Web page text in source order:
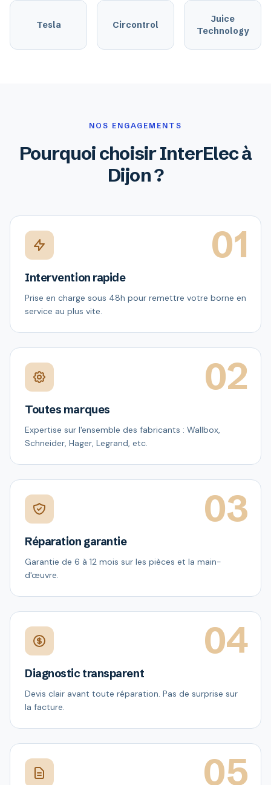
Tesla Circontrol
Juice
Technology
NOS ENGAGEMENTS
Pourquoi choisir InterElec à
Dijon ?
01
Intervention rapide
Prise en charge sous 48h pour remettre votre borne en
service au plus vite.
02
Toutes marques
Expertise sur l'ensemble des fabricants : Wallbox,
Schneider, Hager, Legrand, etc.
03
Réparation garantie
Garantie de 6 à 12 mois sur les pièces et la main-
d'œuvre.
04
Diagnostic transparent
Devis clair avant toute réparation. Pas de surprise sur
la facture.
05